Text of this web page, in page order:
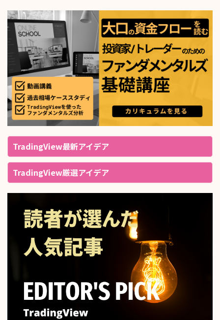
TradingView最新アイデア
TradingView厳選アイデア